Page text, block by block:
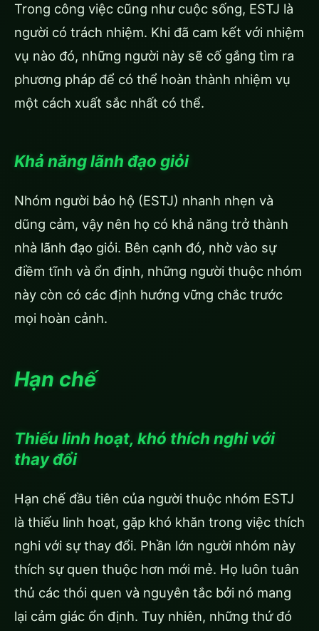
Trong công việc cũng như cuộc sống, ESTJ là
người có trách nhiệm. Khi đã cam kết với nhiệm
vụ nào đó, những người này sẽ cố gắng tìm ra
phương pháp để có thể hoàn thành nhiệm vụ
một cách xuất sắc nhất có thể.
Khả năng lãnh đạo giỏi
Nhóm người bảo hộ (ESTJ) nhanh nhẹn và
dũng cảm, vậy nên họ có khả năng trở thành
nhà lãnh đạo giỏi. Bên cạnh đó, nhờ vào sự
điềm tĩnh và ổn định, những người thuộc nhóm
này còn có các định hướng vững chắc trước
mọi hoàn cảnh.
Hạn chế
Thiếu linh hoạt, khó thích nghi với
thay đổi
Hạn chế đầu tiên của người thuộc nhóm ESTJ
là thiếu linh hoạt, gặp khó khăn trong việc thích
nghi với sự thay đổi. Phần lớn người nhóm này
thích sự quen thuộc hơn mới mẻ. Họ luôn tuân
thủ các thói quen và nguyên tắc bởi nó mang
lại cảm giác ổn định. Tuy nhiên, những thứ đó